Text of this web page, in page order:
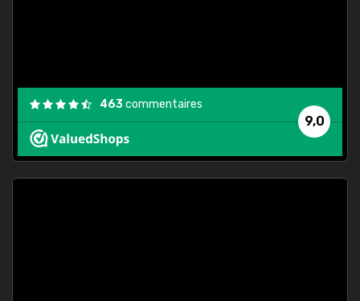
9,0
463commentaires